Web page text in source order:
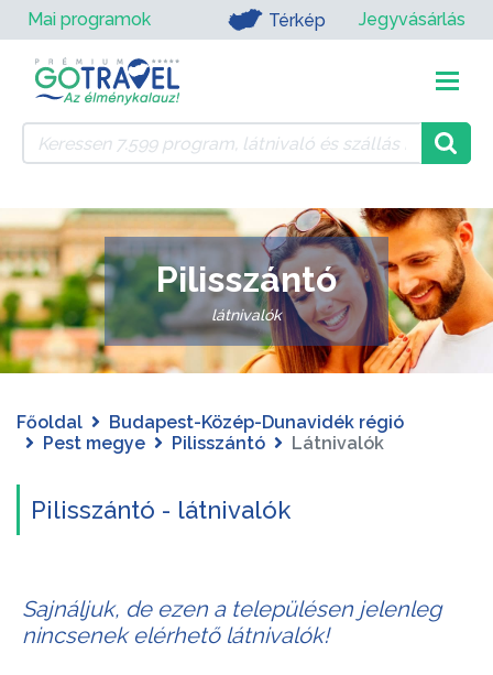
Mai programok Térkép Jegyvásárlás
Pilisszántó
látnivalók
Főoldal
Budapest-Közép-Dunavidék régió
Pest megye
Pilisszántó Látnivalók
Pilisszántó - látnivalók
Sajnáljuk, de ezen a településen jelenleg
nincsenek elérhető látnivalók!